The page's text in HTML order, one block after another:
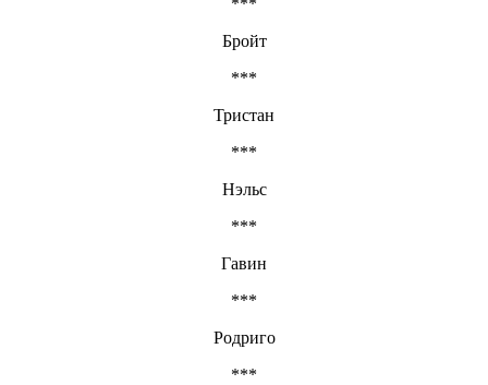
***
Бройт
***
Тристан
***
Нэльс
***
Гавин
***
Родриго
***